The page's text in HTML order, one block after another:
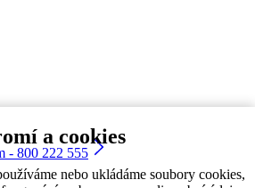
a cookies
nebo ukládáme soubory cookies,
- 800 222 555